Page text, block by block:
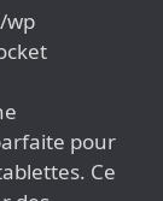
pour
Ce